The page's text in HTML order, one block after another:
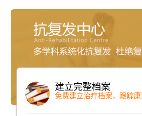
短、准确率高且全面
详情>